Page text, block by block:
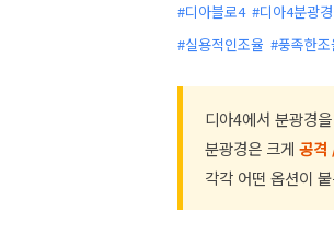
#디아블로4 #디아4분광경
#실용적인조율 #풍족한조
디아4에서 분광경
분광경은 크게 공격
각각 어떤 옵션이